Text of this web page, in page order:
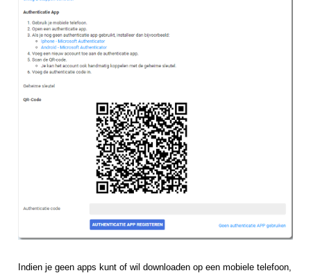
Indien je geen apps kunt of wil downloaden op een mobiele telefoon,